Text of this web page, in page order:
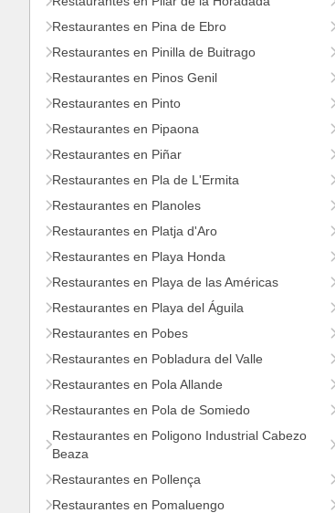
Restaurantes en Pina de Ebro
Restaurantes en Pinilla de Buitrago
Restaurantes en Pinos Genil
Restaurantes en Pinto
Restaurantes en Pipaona
Restaurantes en Piñar
Restaurantes en Pla de L'Ermita
Restaurantes en Planoles
Restaurantes en Platja d'Aro
Restaurantes en Playa Honda
Restaurantes en Playa de las Américas
Restaurantes en Playa del Águila
Restaurantes en Pobes
Restaurantes en Pobladura del Valle
Restaurantes en Pola Allande
Restaurantes en Pola de Somiedo
Restaurantes en Poligono Industrial Cabezo
Beaza
Restaurantes en Pollença
Restaurantes en Pomaluengo